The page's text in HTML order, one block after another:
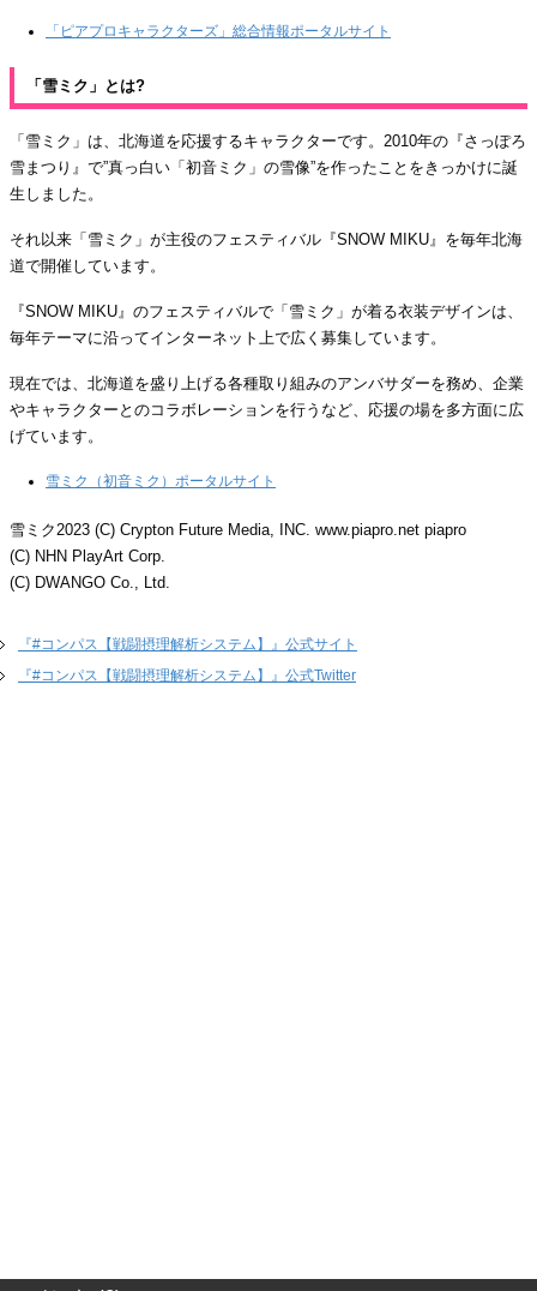
「ピアプロキャラクターズ」総合情報ポータルサイト
「雪ミク」とは?
「雪ミク」は、北海道を応援するキャラクターです。2010年の『さっぽろ
雪まつり』で”真っ白い「初音ミク」の雪像”を作ったことをきっかけに誕
生しました。
それ以来「雪ミク」が主役のフェスティバル『SNOW MIKU』を毎年北海
道で開催しています。
『SNOW MIKU』のフェスティバルで「雪ミク」が着る衣装デザインは、
毎年テーマに沿ってインターネット上で広く募集しています。
現在では、北海道を盛り上げる各種取り組みのアンバサダーを務め、企業
やキャラクターとのコラボレーションを行うなど、応援の場を多方面に広
げています。
雪ミク（初音ミク）ポータルサイト
雪ミク2023 (C) Crypton Future Media, INC. www.piapro.net piapro
(C) NHN PlayArt Corp.
(C) DWANGO Co., Ltd.
『#コンパス【戦闘摂理解析システム】』公式サイト
『#コンパス【戦闘摂理解析システム】』公式Twitter